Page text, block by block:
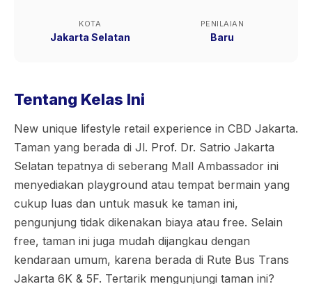
KOTA
Jakarta Selatan
PENILAIAN
Baru
Tentang Kelas Ini
New unique lifestyle retail experience in CBD Jakarta.
Taman yang berada di Jl. Prof. Dr. Satrio Jakarta
Selatan tepatnya di seberang Mall Ambassador ini
menyediakan playground atau tempat bermain yang
cukup luas dan untuk masuk ke taman ini,
pengunjung tidak dikenakan biaya atau free. Selain
free, taman ini juga mudah dijangkau dengan
kendaraan umum, karena berada di Rute Bus Trans
Jakarta 6K & 5F. Tertarik mengunjungi taman ini?